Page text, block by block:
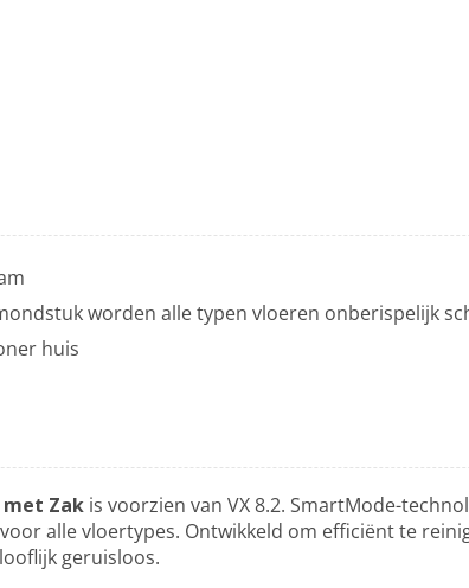
worden alle typen vloeren onberispelijk
huis
met Zakis voorzien van VX 8.2. SmartMode-
alle vloertypes. Ontwikkeld om efficiënt te
geruisloos.